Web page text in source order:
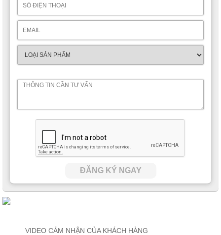
ĐĂNG KÝ NGAY
VIDEO CẢM NHẬN CỦA KHÁCH HÀNG